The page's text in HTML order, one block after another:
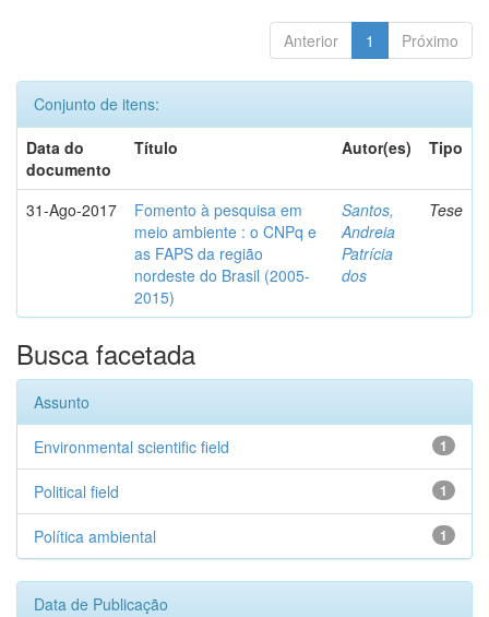
Anterior 1 Próximo
Conjunto de itens:
Data do
documento
Título Autor(es) Tipo
31-Ago-2017
Fomento à pesquisa em
meio ambiente : o CNPq e
as FAPS da região
nordeste do Brasil (2005-
2015)
Santos,
Andreia
Patrícia
dos
Tese
Busca facetada
Assunto
1
Environmental scientific field
1
Political field
1
Política ambiental
Data de Publicação